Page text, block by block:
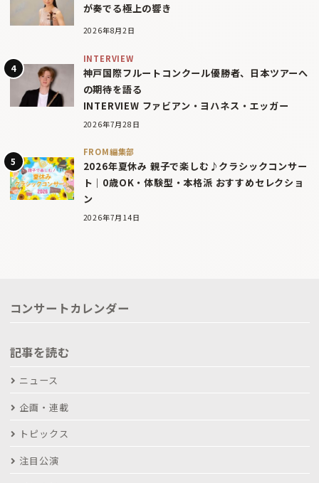
が奏でる極上の響き
2026年8月2日
INTERVIEW
神戸国際フルートコンクール優勝者、日本ツアーへ
の期待を語る
INTERVIEW ファビアン・ヨハネス・エッガー
2026年7月28日
FROM編集部
2026年夏休み 親子で楽しむ♪クラシックコンサー
ト｜0歳OK・体験型・本格派 おすすめセレクショ
ン
2026年7月14日
コンサートカレンダー
記事を読む
ニュース
企画・連載
トピックス
注目公演